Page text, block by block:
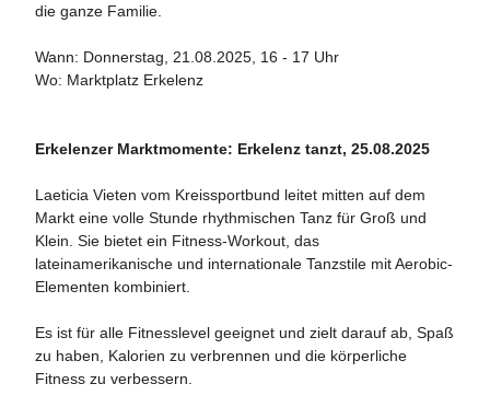
die ganze Familie.
Wann: Donnerstag, 21.08.2025, 16 - 17 Uhr
Wo: Marktplatz Erkelenz
Erkelenzer Marktmomente: Erkelenz tanzt, 25.08.2025
Laeticia Vieten vom Kreissportbund leitet mitten auf dem
Markt eine volle Stunde rhythmischen Tanz für Groß und
Klein. Sie bietet ein Fitness-Workout, das
lateinamerikanische und internationale Tanzstile mit Aerobic-
Elementen kombiniert.
Es ist für alle Fitnesslevel geeignet und zielt darauf ab, Spaß
zu haben, Kalorien zu verbrennen und die körperliche
Fitness zu verbessern.